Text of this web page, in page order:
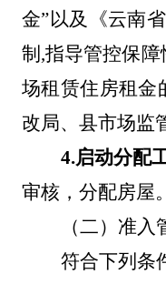
金”以及 《云南
制 ,指导管控保
场租赁住房租金
改局、县市场监
4.启动分配
审核，分配房屋。
（二） 准入
符合下列条